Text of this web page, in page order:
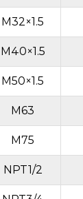
M32×1.5
M40×1.5
M50×1.5
M63
M75
NPT1/2